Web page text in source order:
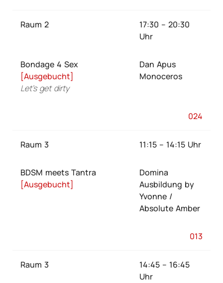
Raum 2
17:30 – 20:30
Uhr
Bondage 4 Sex
[Ausgebucht]
Let’s get dirty
Dan Apus
Monoceros
024
Raum 3 11:15 – 14:15 Uhr
BDSM meets Tantra
[Ausgebucht]
Domina
Ausbildung by
Yvonne /
Absolute Amber
013
Raum 3
14:45 – 16:45
Uhr